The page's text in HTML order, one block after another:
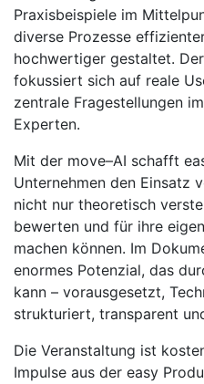
Praxisbeispiele im
diverse Prozesse
hochwertiger gestaltet.
fokussiert sich auf reale
zentrale Fragestellungen
Experten.
Mit der move–AI schafft
Unternehmen den Einsatz
nicht nur theoretisch
bewerten und für ihre
machen können. Im
enormes Potenzial, das
kann – vorausgesetzt,
strukturiert, transparent
Die Veranstaltung ist
Impulse aus der easy